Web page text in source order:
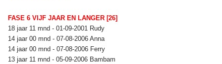
FASE 6 VIJF JAAR EN LANGER [26]
18 jaar 11 mnd - 01-09-2001 Rudy
14 jaar 00 mnd - 07-08-2006 Anna
14 jaar 00 mnd - 07-08-2006 Ferry
13 jaar 11 mnd - 05-09-2006 Bambam